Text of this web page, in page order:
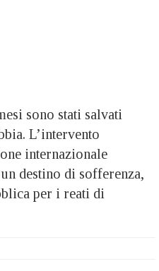
sono stati salvati
L’intervento
internazionale
destino di sofferenza,
per i reati di